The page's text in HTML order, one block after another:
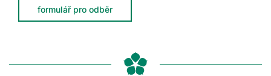
formulář pro odběr